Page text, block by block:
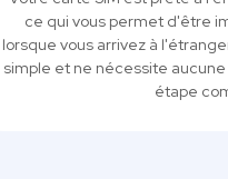
ce qui vous permet d'être
lorsque vous arrivez à
simple et ne nécessite
étape